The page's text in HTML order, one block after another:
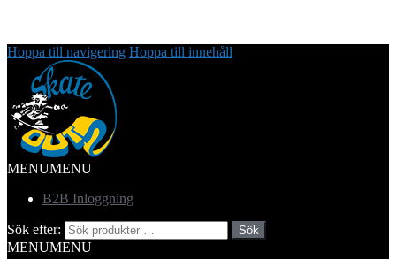
Hoppa till navigering Hoppa till innehåll
MENUMENU
B2B Inloggning
Sök efter: Sök
MENUMENU